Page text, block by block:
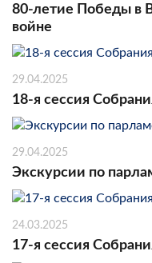
80-летие Победы в
войне
29.04.2025
18-я сессия
29.04.2025
Экскурсии по
24.03.2025
17-я сессия